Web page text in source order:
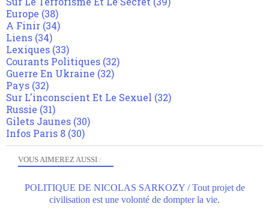
VOUS AIMEREZ AUSSI :
POLITIQUE DE NICOLAS SARKOZY / Tout projet de
civilisation est une volonté de dompter la vie.
Europe (38)
A Finir (34)
Liens (34)
Lexiques (33)
Courants Politiques (32)
Guerre En Ukraine (32)
Pays (32)
Sur L'inconscient Et Le Sexuel (32)
Russie (31)
Gilets Jaunes (30)
Infos Paris 8 (30)